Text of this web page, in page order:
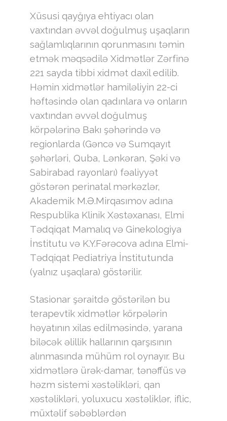
Xüsusi qayğıya ehtiyacı olan
vaxtından əvvəl doğulmuş uşaqların
sağlamlıqlarının qorunmasını təmin
etmək məqsədilə Xidmətlər Zərfinə
221 sayda tibbi xidmət daxil edilib.
Həmin xidmətlər hamiləliyin 22-ci
həftəsində olan qadınlara və onların
vaxtından əvvəl doğulmuş
körpələrinə Bakı şəhərində və
regionlarda (Gəncə və Sumqayıt
şəhərləri, Quba, Lənkəran, Şəki və
Sabirabad rayonları) fəaliyyət
göstərən perinatal mərkəzlər,
Akademik M.Ə.Mirqasımov adına
Respublika Klinik Xəstəxanası, Elmi
Tədqiqat Mamalıq və Ginekologiya
İnstitutu və K.Y.Fərəcova adına Elmi-
Tədqiqat Pediatriya İnstitutunda
(yalnız uşaqlara) göstərilir.
Stasionar şəraitdə göstərilən bu
terapevtik xidmətlər körpələrin
həyatının xilas edilməsində, yarana
biləcək əlillik hallarının qarşısının
alınmasında mühüm rol oynayır. Bu
xidmətlərə ürək-damar, tənəffüs və
həzm sistemi xəstəlikləri, qan
xəstəlikləri, yoluxucu xəstəliklər, iflic,
müxtəlif səbəblərdən